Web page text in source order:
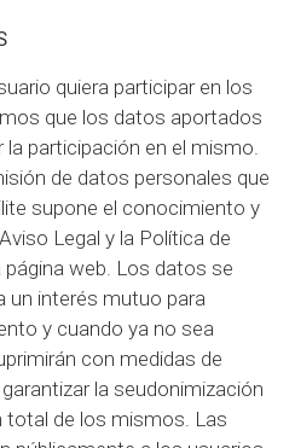
quiera participar en los
que los datos aportados
participación en el mismo.
de datos personales que
supone el conocimiento y
Legal y la Política de
web. Los datos se
un interés mutuo para
y cuando ya no sea
con medidas de
la seudonimización
de los mismos. Las